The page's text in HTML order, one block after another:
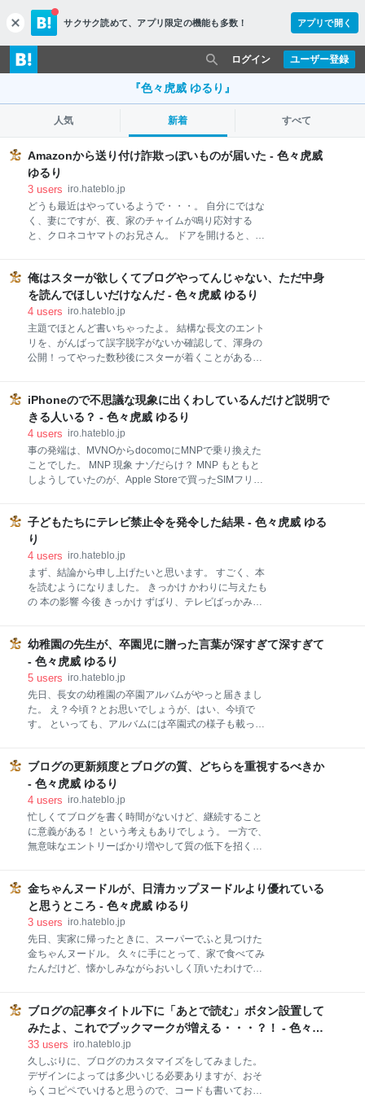
c
l
o
s
サクサク読めて、 アプリ限定の機能も多数！ アプリで開く
ユーザー登録
ログイン
『色々虎威 ゆるり』
人気 新着 すべて
Amazonから送り付け詐欺っぽいものが届いた - 色々虎威
ゆるり
3 users iro.hateblo.jp
どうも最近はやっているようで・・・。 自分にではな
く、妻にですが、夜、家のチャイムが鳴り応対する
と、クロネコヤマトのお兄さん。 ドアを開けると、着
代金は2,254円。 箱には「ウォール用ホワイトボー
ド」と記載されていました。 お兄さんを待たせるのも
なんなんで、2,254円支払い、受け取り。 がしかし、
妻は身に覚えがないということで、さっそく妻の
Amazonのアカウントをチェックしましたが、やはり
購入履歴もなく、非常に不気味。 スポンサーリンク と
せ内容：身に覚えのない請求 お問い合わせ方法：電話
で、電話番号を入れると、速攻で電話がかかってきま
す。 で、着払いで料金を支払ってしまった
俺はスターが欲しくてブログやってんじゃない、ただ中身
を読んでほしいだけなんだ - 色々虎威 ゆるり
4 users iro.hateblo.jp
主題でほとんど書いちゃったよ。 結構な長文のエント
リを、がんばって誤字脱字がないか確認して、渾身の
公開！ってやった数秒後にスターが着くことがあるん
ー押すだけが目的なんじゃろ！！ スポンサーリンク ブ
ログにはそれぞれに目的があって、どなたさまも、自
分のブログに来て欲しい、読んで欲しい、そのための
一つの手段として、スターやはてぶでのブコメ、コメ
ントを残したり読者になったり、と、提供されている
機能を有効的に使うのはわかります。 が、普通に読ん
読んだ結果、つまらなかったら、どうぞスルーしてく
ださい。 俺はスターが欲しくてブログやってんじゃな
い、ただ中身を読んでほしいだけなんだ。 なお、言う
からには、拝
iPhoneので不思議な現象に出くわしているんだけど説明で
きる人いる？ - 色々虎威 ゆるり
4 users iro.hateblo.jp
事の発端は、MVNOからdocomoにMNPで乗り換えた
ことでした。 MNP 現象 ナゾだらけ？ MNP もともと
しようしていたのが、Apple Storeで買ったSIMフリー
セットと、シェアプラン。 これは、2年前にはなかっ
た、シンプルプランができたことで、もろもろ考え
て、docomoにMNPで乗り換えすることにしました。
docomoに乗り換えるにあたって、機種もiPhone8を割
安で手にすることもできました。 スポンサーリンク 現
象 iPhone6sと、iPhone8が手元にあります。 iPhone8
で、電話の着信を受けると・・・・。 iPhone8の方
子どもたちにテレビ禁止令を発令した結果 - 色々虎威 ゆる
り
4 users iro.hateblo.jp
まず、結論から申し上げたいと思います。 すごく、本
を読むようになりました。 きっかけ かわりに与えたも
の 本の影響 今後 きっかけ ずばり、テレビばっかみ
ったからです。 もともと、一定回数言ってきかない場
合は、強制電源OFFにしてましたが、今般、妻の限界
点を見事突破いたしまして、テレビ禁止令が発令され
ました。 かわりに与えたもの それは本です。 齋藤孝
のイッキによめる! 名作選 (1年生) 作者: 阿川佐和子他,
さくらももこ,齋藤孝 出版社/メーカー: 講談社 発売日:
今まで、確かに寝かしつけとかでも、あまり本は読ん
であげなかったかもしれません。 いや、たまには読ん
幼稚園の先生が、卒園児に贈った言葉が深すぎて深すぎて
- 色々虎威 ゆるり
5 users iro.hateblo.jp
先日、長女の幼稚園の卒園アルバムがやっと届きまし
た。 え？今頃？とお思いでしょうが、はい、今頃で
す。 といっても、アルバムには卒園式の様子も載って
先生愛 先生からのお言葉 あとがき 先生愛 長女の先生
愛というのが、これがすごいんです。 よく、学校とか
で先生のことを、うっかり「お母さん」なんて言って
しまったこと、自分は1回はあると記憶してます。 別
にマザコンとかそういうんじゃなくて、ごく自然に口
に出る言葉ってありますね。 長女は、幼稚園で先生の
間違えてるとこを目撃したことがあります。 それでな
くても、先生愛が強い長女、卒園のお別れは、それは
それは深い傷になるものと思ってました。 が、我が家
には、入れ
ブログの更新頻度とブログの質、どちらを重視するべきか
- 色々虎威 ゆるり
4 users iro.hateblo.jp
忙しくてブログを書く時間がないけど、継続すること
に意義がある！ という考えもありでしょう。 一方で、
無意味なエントリーばかり増やして質の低下を招く＝
しょうか。 「継続」する力が大事 「中身」こそ命 自
分が重視したもの ハイブリッド方式？ 「継続」する力
が大事 わかるんですよね。 とにかく、些細なことでも
毎日書く。毎日書き続けることがモチベーションにな
り、そして人の目に触れる機会も増える。 わかるんで
すよね。 書きたいネタこそあれど、時間がない、書く
いけどネタがない。 だから、時事ネタについて一言二
言三言述べてみるとかね。 中身も大事だけど、書き続
けることが最大の目的であり、最大の成果である
金ちゃんヌードルが、日清カップヌードルより優れている
と思うところ - 色々虎威 ゆるり
3 users iro.hateblo.jp
先日、実家に帰ったときに、スーパーでふと見つけた
金ちゃんヌードル。 久々に手にとって、家で食べてみ
たんだけど、懐かしみながらおいしく頂いたわけで
する金ちゃんヌードル。 西日本で多くみかけるという
このラーメンですが、東日本ではあまり見かけないと
か。 確かに、あまり見かけないかも。 あ、たまにフィ
ットケアデポなんかの、薬局なのに、薬以外のものが
やたら充実している大型薬局で見かけますかね。 一言
でいうと、カップヌードルっぽいカップラーメンで
ブログの記事タイトル下に「あとで読む」ボタン設置して
みたよ、これでブックマークが増える・・・？！ - 色々虎
威 ゆるり
33 users iro.hateblo.jp
久しぶりに、ブログのカスタマイズをしてみました。
デザインによっては多少いじる必要ありますが、おそ
らくコピペでいけると思うので、コードも書いておき